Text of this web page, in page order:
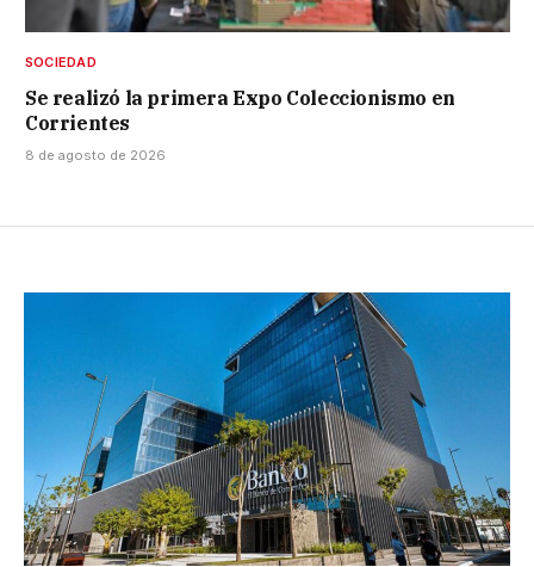
SOCIEDAD
Se realizó la primera Expo Coleccionismo en
Corrientes
8 de agosto de 2026